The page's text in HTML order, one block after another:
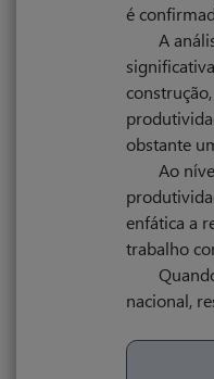
é
A
obstante
Ao
enfática a
trabalho
nacional,